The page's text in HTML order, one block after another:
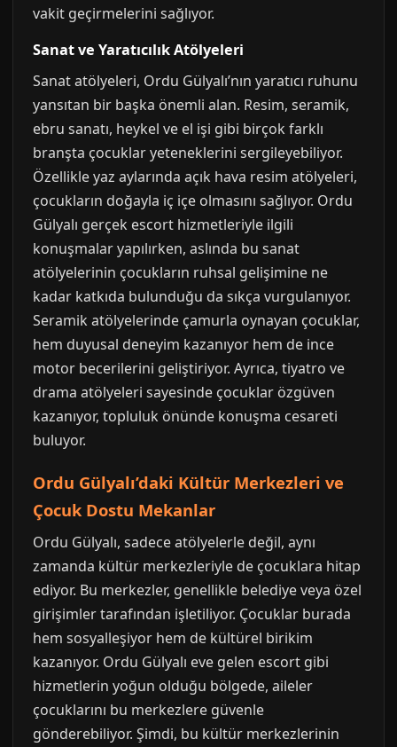
vakit geçirmelerini sağlıyor.
Sanat ve Yaratıcılık Atölyeleri
Sanat atölyeleri, Ordu Gülyalı’nın yaratıcı ruhunu
yansıtan bir başka önemli alan. Resim, seramik,
ebru sanatı, heykel ve el işi gibi birçok farklı
branşta çocuklar yeteneklerini sergileyebiliyor.
Özellikle yaz aylarında açık hava resim atölyeleri,
çocukların doğayla iç içe olmasını sağlıyor. Ordu
Gülyalı gerçek escort hizmetleriyle ilgili
konuşmalar yapılırken, aslında bu sanat
atölyelerinin çocukların ruhsal gelişimine ne
kadar katkıda bulunduğu da sıkça vurgulanıyor.
Seramik atölyelerinde çamurla oynayan çocuklar,
hem duyusal deneyim kazanıyor hem de ince
motor becerilerini geliştiriyor. Ayrıca, tiyatro ve
drama atölyeleri sayesinde çocuklar özgüven
kazanıyor, topluluk önünde konuşma cesareti
buluyor.
Ordu Gülyalı’daki Kültür Merkezleri ve
Çocuk Dostu Mekanlar
Ordu Gülyalı, sadece atölyelerle değil, aynı
zamanda kültür merkezleriyle de çocuklara hitap
ediyor. Bu merkezler, genellikle belediye veya özel
girişimler tarafından işletiliyor. Çocuklar burada
hem sosyalleşiyor hem de kültürel birikim
kazanıyor. Ordu Gülyalı eve gelen escort gibi
hizmetlerin yoğun olduğu bölgede, aileler
çocuklarını bu merkezlere güvenle
gönderebiliyor. Şimdi, bu kültür merkezlerinin